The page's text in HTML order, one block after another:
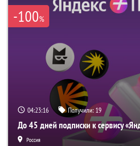
-100%
04:23:15 Получили: 19
До 45 дней подписки к сервису
Россия